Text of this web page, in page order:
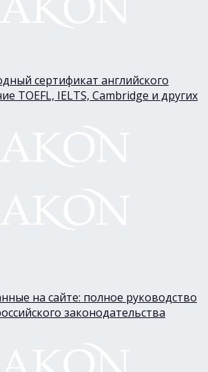
сертификат английского
TOEFL, IELTS, Cambridge и других
на сайте: полное руководство
законодательства